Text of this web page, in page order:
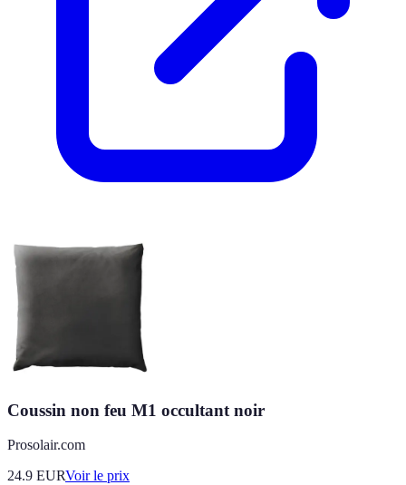
Coussin non feu M1 occultant noir
Prosolair.com
24.9 EURVoir le prix